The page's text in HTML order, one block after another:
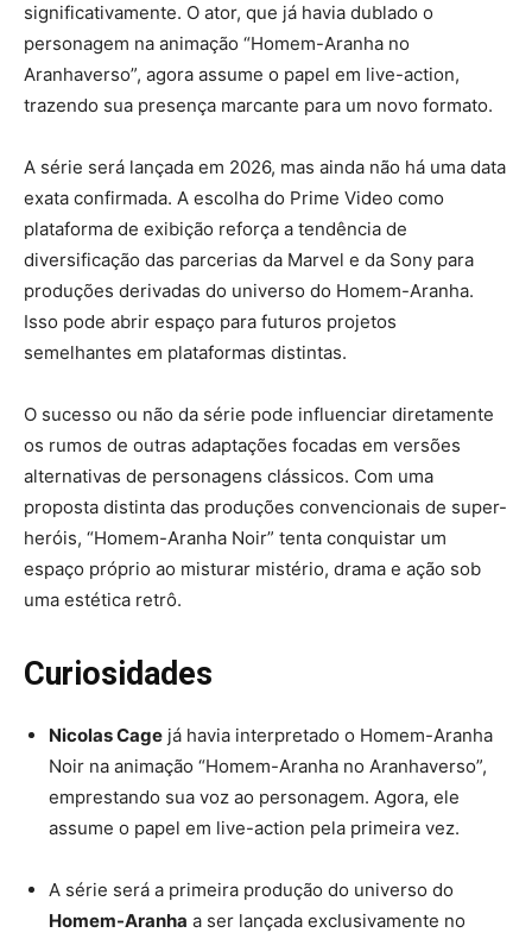
significativamente. O ator, que já havia dublado o
personagem na animação “Homem-Aranha no
Aranhaverso”, agora assume o papel em live-action,
trazendo sua presença marcante para um novo formato.
A série será lançada em 2026, mas ainda não há uma data
exata confirmada. A escolha do Prime Video como
plataforma de exibição reforça a tendência de
diversificação das parcerias da Marvel e da Sony para
produções derivadas do universo do Homem-Aranha.
Isso pode abrir espaço para futuros projetos
semelhantes em plataformas distintas.
O sucesso ou não da série pode influenciar diretamente
os rumos de outras adaptações focadas em versões
alternativas de personagens clássicos. Com uma
proposta distinta das produções convencionais de super-
heróis, “Homem-Aranha Noir” tenta conquistar um
espaço próprio ao misturar mistério, drama e ação sob
uma estética retrô.
Curiosidades
Nicolas Cage já havia interpretado o Homem-Aranha
Noir na animação “Homem-Aranha no Aranhaverso”,
emprestando sua voz ao personagem. Agora, ele
assume o papel em live-action pela primeira vez.
A série será a primeira produção do universo do
Homem-Aranha a ser lançada exclusivamente no